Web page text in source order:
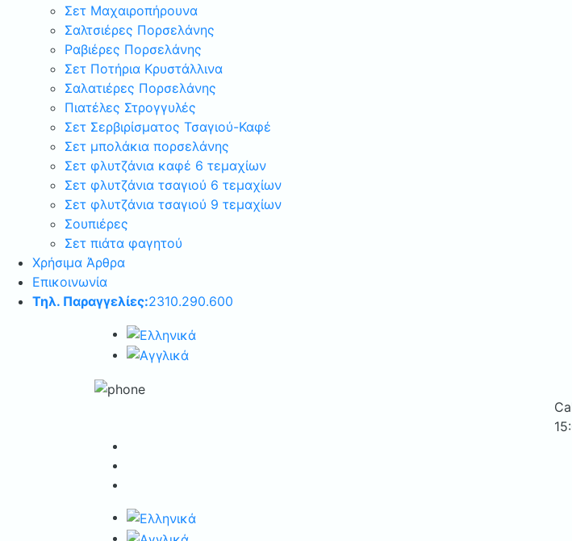
Σετ Μαχαιροπήρουνα
Σαλτσιέρες Πορσελάνης
Ραβιέρες Πορσελάνης
Σετ Ποτήρια Κρυστάλλινα
Σαλατιέρες Πορσελάνης
Πιατέλες Στρογγυλές
Σετ Σερβιρίσματος Τσαγιού-Καφέ
Σετ μπολάκια πορσελάνης
Σετ φλυτζάνια καφέ 6 τεμαχίων
Σετ φλυτζάνια τσαγιού 6 τεμαχίων
Σετ φλυτζάνια τσαγιού 9 τεμαχίων
Σουπιέρες
Σετ πιάτα φαγητού
Χρήσιμα Άρθρα
Επικοινωνία
Τηλ. Παραγγελίες:2310.290.600